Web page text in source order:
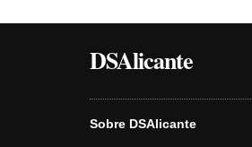
DSAlicante
Sobre DSAlicante